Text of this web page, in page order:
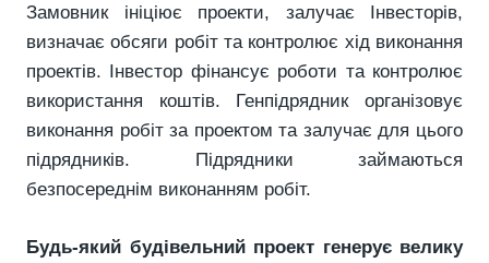
Замовник ініціює проекти, залучає Інвесторів,
визначає обсяги робіт та контролює хід виконання
проектів. Інвестор фінансує роботи та контролює
використання коштів. Генпідрядник організовує
виконання робіт за проектом та залучає для цього
підрядників. Підрядники займаються
безпосереднім виконанням робіт.
Будь-який будівельний проект генерує велику